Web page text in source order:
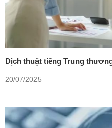
Dịch thuật tiếng Trung
20/07/2025